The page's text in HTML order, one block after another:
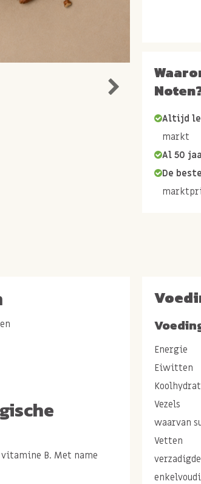
Altijd
markt
Al 50
De
B. Met name
B1 heeft een
Energie
Eiwitten
Vezels
waarvan
Vetten